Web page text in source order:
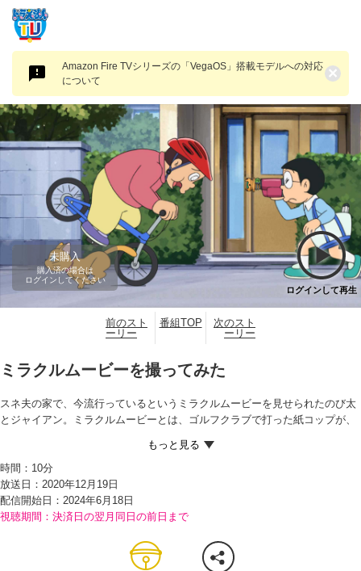
Amazon Fire TVシリーズの「VegaOS」搭載モデルへの対応
について
×
未購入
購入済の場合は
ログインしてください
ログインして再生
前のスト
ーリー
番組TOP
次のスト
ーリー
ミラクルムービーを撮ってみた
スネ夫の家で、今流行っているというミラクルムービーを見せられたのび太
とジャイアン。ミラクルムービーとは、ゴルフクラブで打った紙コップが、
後ろにいる子のリュックに入ったりと、奇跡（きせき）的な瞬間（しゅんか
ん）を動画におさめることらしい。さっそくのび太たちも公園でペットボト
ルを使ってミラクルムービーを撮影（さつえい）しようとするが、どうして
ものび太が失敗してしまい、ジャイアンもいかりを通りこしてあきれはてて
しまう。そんな時、ちょうどクラスメイトが通りかかったため、のび太は仲
時間： 10分
放送日：2020年12月19日
配信開始日： 2024年6月18日
視聴期間：決済日の翌月同日の前日まで